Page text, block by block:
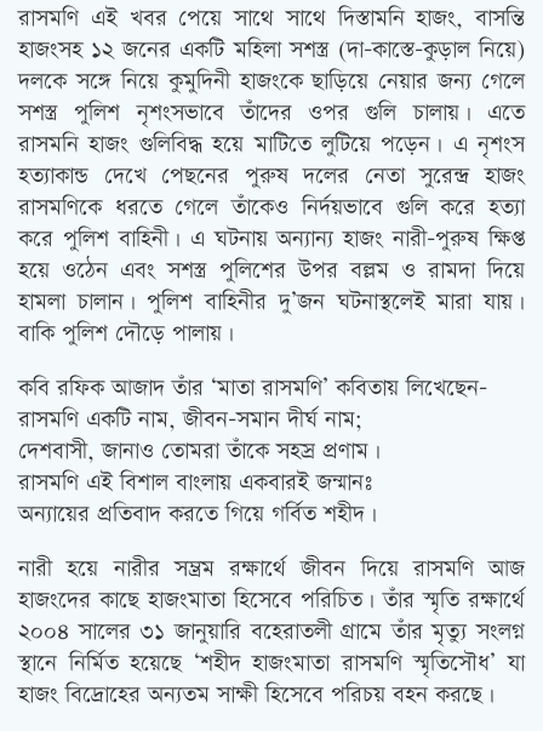
রাসমণি এই খবর পেয়ে সাথে সাথে দিস্তামনি হাজং, বাসন্তি
হাজংসহ ১২ জনের একটি মহিলা সশস্ত্র (দা-কাস্তে-কুড়াল নিয়ে)
দলকে সঙ্গে নিয়ে কুমুদিনী হাজংকে ছাড়িয়ে নেয়ার জন্য গেলে
সশস্ত্র পুলিশ নৃশংসভাবে তাঁদের ওপর গুলি চালায়। এতে
রাসমনি হাজং গুলিবিদ্ধ হয়ে মাটিতে লুটিয়ে পড়েন। এ নৃশংস
হত্যাকান্ড দেখে পেছনের পুরুষ দলের নেতা সুরেন্দ্র হাজং
রাসমণিকে ধরতে গেলে তাঁকেও নির্দয়ভাবে গুলি করে হত্যা
করে পুলিশ বাহিনী। এ ঘটনায় অন্যান্য হাজং নারী-পুরুষ ক্ষিপ্ত
হয়ে ওঠেন এবং সশস্ত্র পুলিশের উপর বল্লম ও রামদা দিয়ে
হামলা চালান। পুলিশ বাহিনীর দু’জন ঘটনাস্থলেই মারা যায়।
বাকি পুলিশ দৌড়ে পালায়।
কবি রফিক আজাদ তাঁর ‘মাতা রাসমণি’ কবিতায় লিখেছেন-
রাসমণি একটি নাম, জীবন-সমান দীর্ঘ নাম;
দেশবাসী, জানাও তোমরা তাঁকে সহস্র প্রণাম।
রাসমণি এই বিশাল বাংলায় একবারই জন্মানঃ
অন্যায়ের প্রতিবাদ করতে গিয়ে গর্বিত শহীদ।
নারী হয়ে নারীর সম্ভ্রম রক্ষার্থে জীবন দিয়ে রাসমণি আজ
হাজংদের কাছে হাজংমাতা হিসেবে পরিচিত। তাঁর স্মৃতি রক্ষার্থে
২০০৪ সালের ৩১ জানুয়ারি বহেরাতলী গ্রামে তাঁর মৃত্যু সংলগ্ন
স্থানে নির্মিত হয়েছে ‘শহীদ হাজংমাতা রাসমণি স্মৃতিসৌধ’ যা
হাজং বিদ্রোহের অন্যতম সাক্ষী হিসেবে পরিচয় বহন করছে।